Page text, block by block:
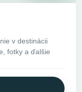
v destinácii
fotky a ďalšie